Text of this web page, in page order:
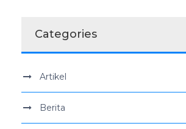
Categories
Artikel
Berita